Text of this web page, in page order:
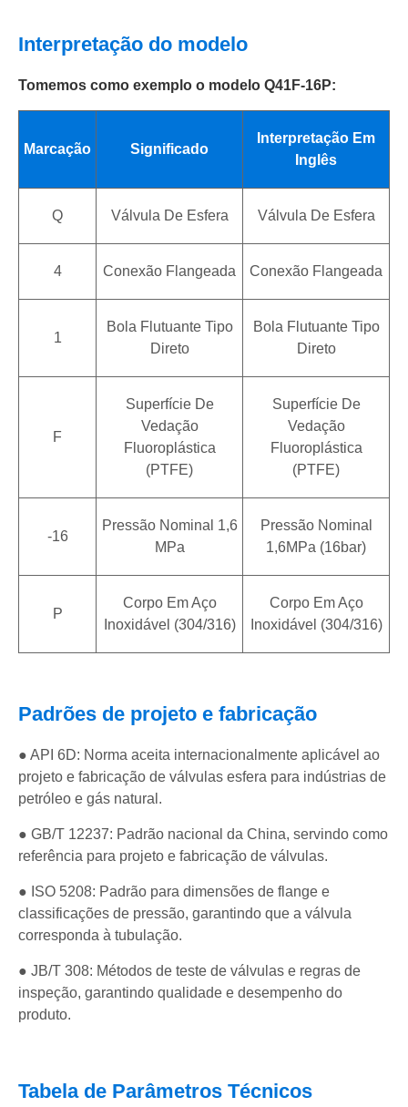
Interpretação do modelo
Tomemos como exemplo o modelo Q41F-16P:
Marcação Significado
Interpretação Em
Inglês
Q Válvula De Esfera Válvula De Esfera
4 Conexão Flangeada Conexão Flangeada
1
Bola Flutuante Tipo
Direto
Bola Flutuante Tipo
Direto
F
Superfície De
Vedação
Fluoroplástica
(PTFE)
Superfície De
Vedação
Fluoroplástica
(PTFE)
-16
Pressão Nominal 1,6
MPa
Pressão Nominal
1,6MPa (16bar)
P
Corpo Em Aço
Inoxidável (304/316)
Corpo Em Aço
Inoxidável (304/316)
Padrões de projeto e fabricação
● API 6D: Norma aceita internacionalmente aplicável ao
projeto e fabricação de válvulas esfera para indústrias de
petróleo e gás natural.
● GB/T 12237: Padrão nacional da China, servindo como
referência para projeto e fabricação de válvulas.
● ISO 5208: Padrão para dimensões de flange e
classificações de pressão, garantindo que a válvula
corresponda à tubulação.
● JB/T 308: Métodos de teste de válvulas e regras de
inspeção, garantindo qualidade e desempenho do
produto.
Tabela de Parâmetros Técnicos